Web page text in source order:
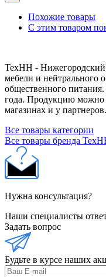
Похожие товары
С этим товаром
ТехНН - Нижегородский
мебели и нейтрального
общественного
года. Продукцию можно
магазинах и у партнеров.
Все товары категории
Все товары бренда
Нужна консультация?
Наши специалисты
Задать вопрос
Будьте в курсе наших